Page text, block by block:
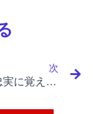
次
基本に忠実に覚えるのが一番大事だと痛感しました